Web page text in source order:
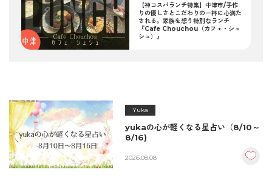
【神コスパランチ特集】中津市/手作
りの優しさとこだわりの一杯に心満た
される。家族を想う特別なランチ
『Cafe Chouchou（カフェ・シュ
シュ）』
Yuka
yukaの心が軽くなる星占い（8/10～
8/16)
2026.08.08